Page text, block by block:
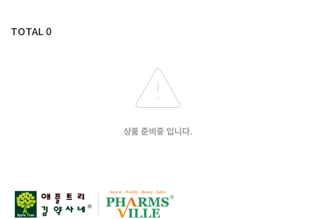
TOTAL0
상품 준비중 입니다.